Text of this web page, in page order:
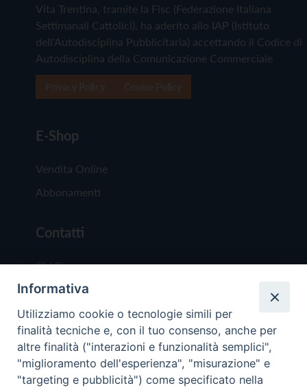
Vita Trentina, tramite la Fisc (Federazione Italiana
Settimanali Cattolici), ha aderito allo IAP (Istituto
dell'Autodisciplina Pubblicitaria) accettando il Codice di
Autodisciplina della Comunicazione Commerciale
E-Shop
Vendita Online
Abbonamenti
Contatti
Chi Siamo
Redazione
Scrivici
Informativa
Utilizziamo cookie o tecnologie simili per
finalità tecniche e, con il tuo consenso, anche per
altre finalità ("interazioni e funzionalità semplici",
"miglioramento dell'esperienza", "misurazione" e
"targeting e pubblicità") come specificato nella